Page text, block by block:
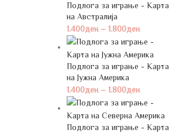
Подлога за играње - Карта
на Австралија
1.400ден –1.800ден
Подлога за играње - Карта
на Јужна Америка
1.400ден –1.800ден
Подлога за играње - Карта